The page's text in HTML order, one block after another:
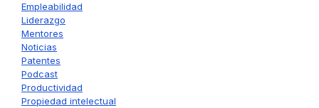
Empleabilidad
Liderazgo
Mentores
Noticias
Patentes
Podcast
Productividad
Propiedad intelectual